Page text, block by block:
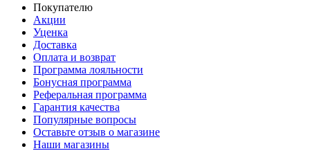
Покупателю
Акции
Уценка
Доставка
Оплата и возврат
Программа лояльности
Бонусная программа
Реферальная программа
Гарантия качества
Популярные вопросы
Оставьте отзыв о магазине
Наши магазины